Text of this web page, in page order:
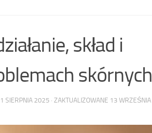
skład i
skórnych
SIERPNIA 2025 · ZAKTUALIZOWANE 13 WRZEŚNIA